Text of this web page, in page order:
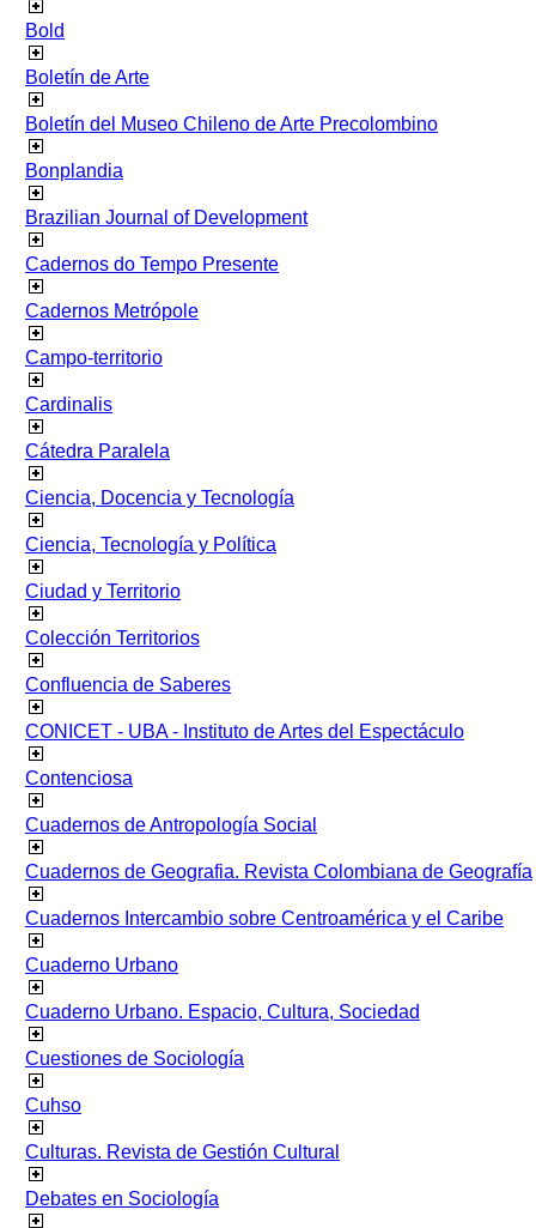
Bold
Boletín de Arte
Boletín del Museo Chileno de Arte Precolombino
Bonplandia
Brazilian Journal of Development
Cadernos do Tempo Presente
Cadernos Metrópole
Campo-territorio
Cardinalis
Cátedra Paralela
Ciencia, Docencia y Tecnología
Ciencia, Tecnología y Política
Ciudad y Territorio
Colección Territorios
Confluencia de Saberes
CONICET - UBA - Instituto de Artes del Espectáculo
Contenciosa
Cuadernos de Antropología Social
Cuadernos de Geografia. Revista Colombiana de Geografía
Cuadernos Intercambio sobre Centroamérica y el Caribe
Cuaderno Urbano
Cuaderno Urbano. Espacio, Cultura, Sociedad
Cuestiones de Sociología
Cuhso
Culturas. Revista de Gestión Cultural
Debates en Sociología